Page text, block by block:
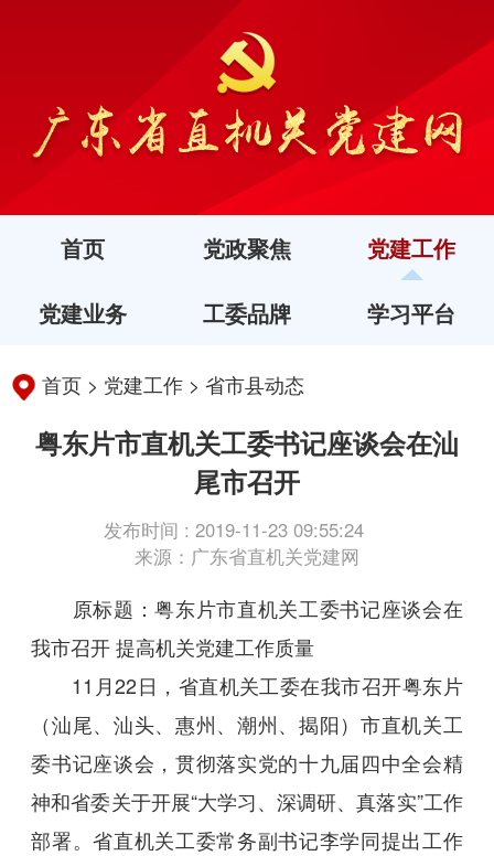
首页 党政聚焦 党建工作
党建业务 工委品牌 学习平台
首页 > 党建工作 >省市县动态
粤东片市直机关工委书记座谈会在汕
尾市召开
发布时间 : 2019-11-23 09:55:24
来源：广东省直机关党建网
原标题：粤东片市直机关工委书记座谈会在
我市召开 提高机关党建工作质量
11月22日，省直机关工委在我市召开粤东片
（汕尾、汕头、惠州、潮州、揭阳）市直机关工
委书记座谈会，贯彻落实党的十九届四中全会精
神和省委关于开展“大学习、深调研、真落实”工作
部署。省直机关工委常务副书记李学同提出工作